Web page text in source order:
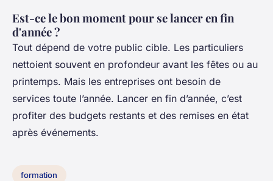
Est-ce le bon moment pour se lancer en fin
d'année ?
Tout dépend de votre public cible. Les particuliers
nettoient souvent en profondeur avant les fêtes ou au
printemps. Mais les entreprises ont besoin de
services toute l’année. Lancer en fin d’année, c’est
profiter des budgets restants et des remises en état
après événements.
formation